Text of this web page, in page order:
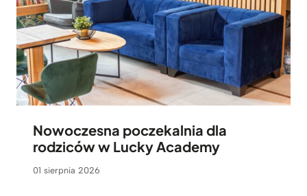
Nowoczesna poczekalnia dla
rodziców w Lucky Academy
01 sierpnia 2026